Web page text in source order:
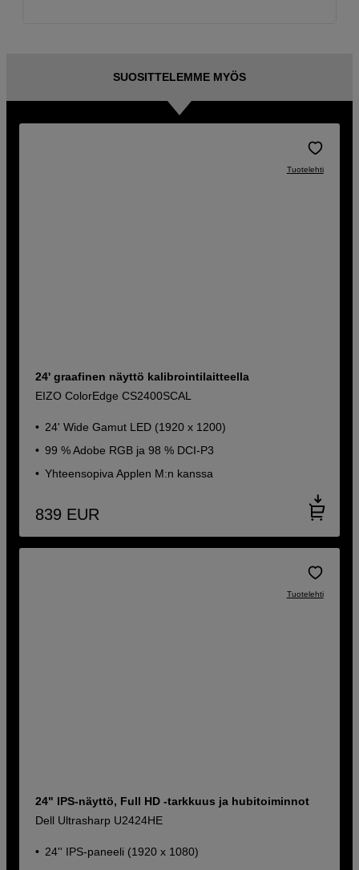
SUOSITTELEMME MYÖS
Tuotelehti
24' graafinen näyttö kalibrointilaitteella
EIZO ColorEdge CS2400SCAL
24' Wide Gamut LED (1920 x 1200)
99 % Adobe RGB ja 98 % DCI-P3
Yhteensopiva Applen M:n kanssa
839 EUR
Tuotelehti
24" IPS-näyttö, Full HD -tarkkuus ja hubitoiminnot
Dell Ultrasharp U2424HE
24'' IPS-paneeli (1920 x 1080)